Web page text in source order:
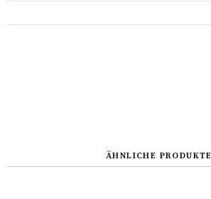
ÄHNLICHE PRODUKTE